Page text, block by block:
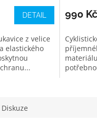
DETAIL
z velice
elastického
990 Kč
Diskuze